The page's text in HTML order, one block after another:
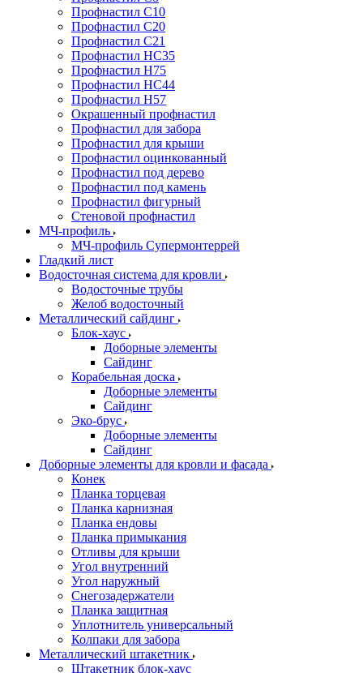
Профнастил С10
Профнастил С20
Профнастил С21
Профнастил НС35
Профнастил Н75
Профнастил HC44
Профнастил Н57
Окрашенный профнастил
Профнастил для забора
Профнастил для крыши
Профнастил оцинкованный
Профнастил под дерево
Профнастил под камень
Профнастил фигурный
Стеновой профнастил
МЧ-профиль
МЧ-профиль Супермонтеррей
Гладкий лист
Водосточная система для кровли
Водосточные трубы
Желоб водосточный
Металлический сайдинг
Блок-хаус
Доборные элементы
Сайдинг
Корабельная доска
Доборные элементы
Сайдинг
Эко-брус
Доборные элементы
Сайдинг
Доборные элементы для кровли и фасада
Конек
Планка торцевая
Планка карнизная
Планка ендовы
Планка примыкания
Отливы для крыши
Угол внутренний
Угол наружный
Снегозадержатели
Планка защитная
Уплотнитель универсальный
Колпаки для забора
Металлический штакетник
Штакетник блок-хаус